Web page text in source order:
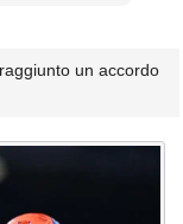
un accordo